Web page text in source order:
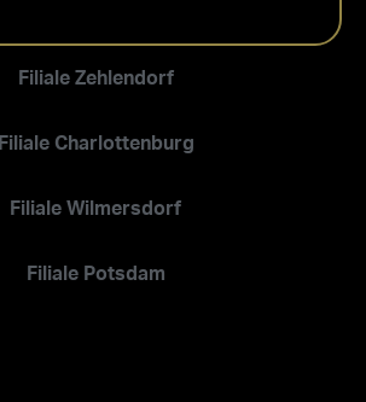
Filiale Zehlendorf
Filiale Charlottenburg
Filiale Wilmersdorf
Filiale Potsdam